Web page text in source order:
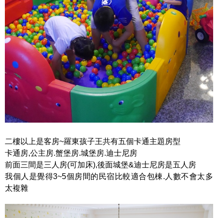
二樓以上是客房~羅東孩子王共有五個卡通主題房型
卡通房,公主房.蟹堡房.城堡房.迪士尼房
前面三間是三人房(可加床),後面城堡&迪士尼房是五人房
我個人是覺得3~5個房間的民宿比較適合包棟.人數不會太多
太複雜